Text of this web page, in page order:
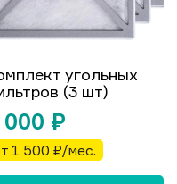
угольных
(3 шт)
000 ₽
1 500 ₽/мес.